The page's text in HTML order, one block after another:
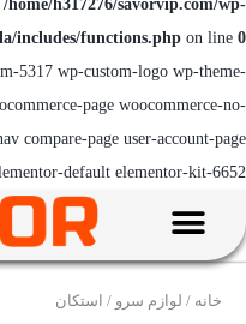
/home/h317276/savorvip.com/wp-
includes/functions.php on line 0
5317 wp-custom-logo wp-theme-
page woocommerce-no-
compare-page user-account-page
default elementor-kit-6652">
خانه / لوازم سرو / استکان